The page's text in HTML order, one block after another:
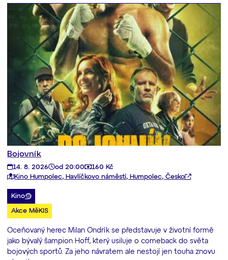
Bojovník
14. 8. 2026 od 20:00
160 Kč
Kino Humpolec, Havlíčkovo náměstí, Humpolec, Česko
Kino
Akce MěKIS
Oceňovaný herec Milan Ondrík se představuje v životní formě
jako bývalý šampion Hoff, který usiluje o comeback do světa
bojových sportů. Za jeho návratem ale nestojí jen touha znovu